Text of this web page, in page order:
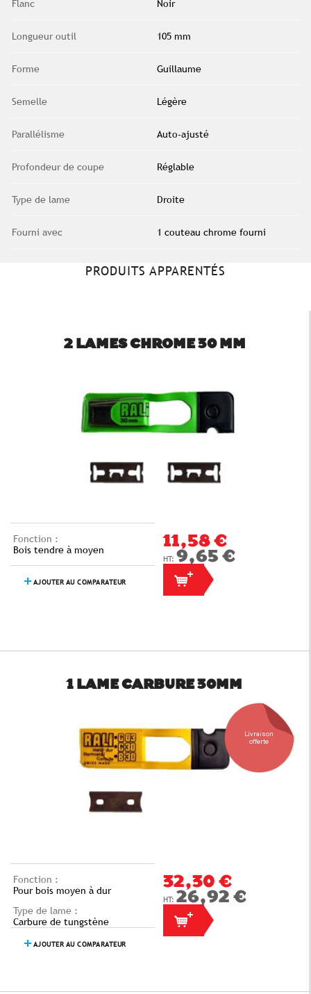
Flanc Noir
Longueur outil 105 mm
Forme Guillaume
Semelle Légère
Parallélisme Auto-ajusté
Profondeur de coupe Réglable
Type de lame Droite
Fourni avec 1 couteau chrome fourni
PRODUITS APPARENTÉS
2 LAMES CHROME 30 MM
Fonction :
Bois tendre à moyen
AJOUTER AU COMPARATEUR
11,58 €
9,65 €
1 LAME CARBURE 30MM
Livraison
offerte
Fonction :
Pour bois moyen à dur
Type de lame :
Carbure de tungstène
AJOUTER AU COMPARATEUR
32,30 €
26,92 €